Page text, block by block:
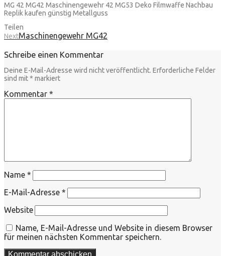
MG 42 MG42 Maschinengewehr 42 MG53 Deko Filmwaffe Nachbau
Replik kaufen günstig Metallguss
Teilen
NextMaschinengewehr MG42
Schreibe einen Kommentar
Deine E-Mail-Adresse wird nicht veröffentlicht. Erforderliche Felder
sind mit* markiert
Kommentar *
Name *
E-Mail-Adresse *
Website
Name, E-Mail-Adresse und Website in diesem Browser
für meinen nächsten Kommentar speichern.